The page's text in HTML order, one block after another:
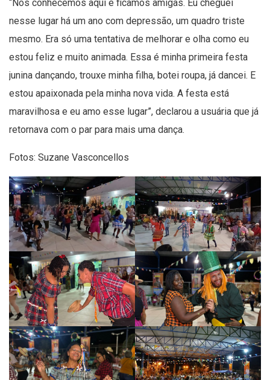
“Nos conhecemos aqui e ficamos amigas. Eu cheguei
nesse lugar há um ano com depressão, um quadro triste
mesmo. Era só uma tentativa de melhorar e olha como eu
estou feliz e muito animada. Essa é minha primeira festa
junina dançando, trouxe minha filha, botei roupa, já dancei. E
estou apaixonada pela minha nova vida. A festa está
maravilhosa e eu amo esse lugar”, declarou a usuária que já
retornava com o par para mais uma dança.
Fotos: Suzane Vasconcellos